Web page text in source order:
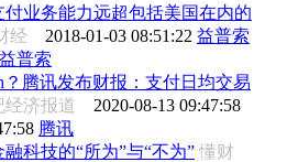
业务能力远超包括美国在内的
经 2018-01-03 08:51:22 益普索
益普索
？腾讯发布财报：支付日均交易
经济报道 2020-08-13 09:47:58
腾讯
科技的“所为”与“不为” 懂财